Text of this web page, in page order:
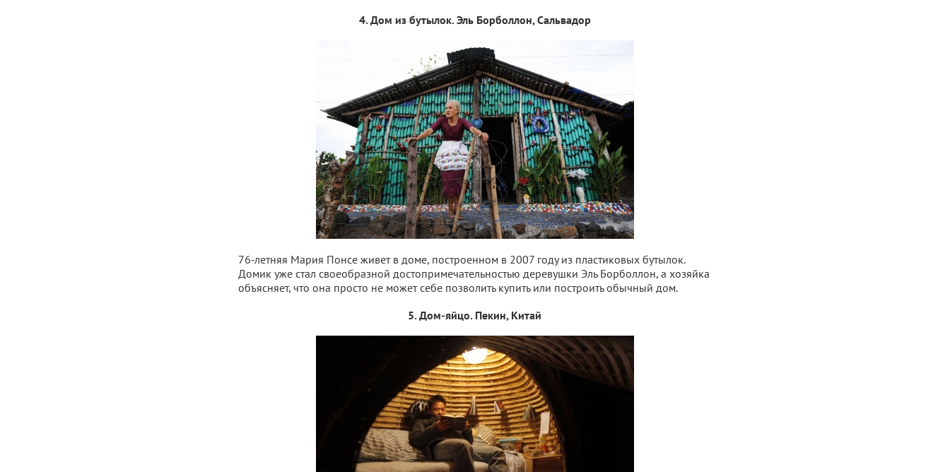
4. Дом из бутылок. Эль Борболлон, Сальвадор
76-летняя Мария Понсе живет в доме, построенном в 2007 году из пластиковых бутылок.
Домик уже стал своеобразной достопримечательностью деревушки Эль Борболлон, а хозяйка
объясняет, что она просто не может себе позволить купить или построить обычный дом.
5. Дом-яйцо. Пекин, Китай